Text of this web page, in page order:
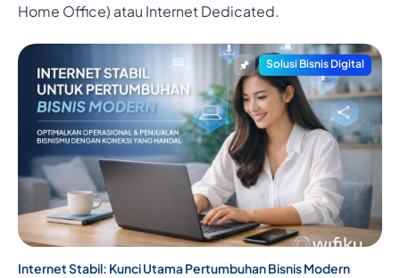
Home Office) atau Internet Dedicated.
Solusi Bisnis Digital
Internet Stabil: Kunci Utama Pertumbuhan Bisnis Modern